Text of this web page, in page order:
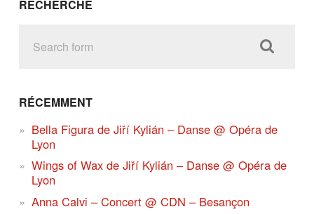
RECHERCHE
RÉCEMMENT
Bella Figura de Jiří Kylián – Danse @ Opéra de
Lyon
Wings of Wax de Jiří Kylián – Danse @ Opéra de
Lyon
Anna Calvi – Concert @ CDN – Besançon